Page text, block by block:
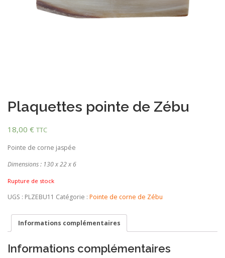
Plaquettes pointe de Zébu
18,00 € TTC
Pointe de corne jaspée
Dimensions : 130 x 22 x 6
Rupture de stock
UGS : PLZEBU11 Catégorie : Pointe de corne de Zébu
Informations complémentaires
Informations complémentaires